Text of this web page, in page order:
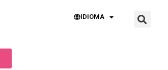
IDIOMA